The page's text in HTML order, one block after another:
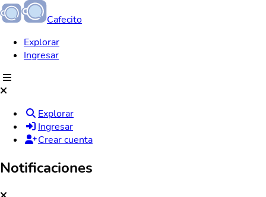
Cafecito
Explorar
Ingresar
Explorar
Ingresar
Crear cuenta
Notificaciones